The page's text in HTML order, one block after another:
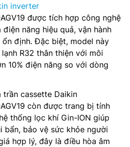
inverter
được tích hợp công nghệ
năng hiệu quả, vận hành
định. Đặc biệt, model này
R32 thân thiện với môi
10% điện năng so với dòng
trần cassette Daikin
còn được trang bị tính
thống lọc khí Gin-ION giúp
bẩn, bảo vệ sức khỏe người
hợp lý, đây là điều hòa âm